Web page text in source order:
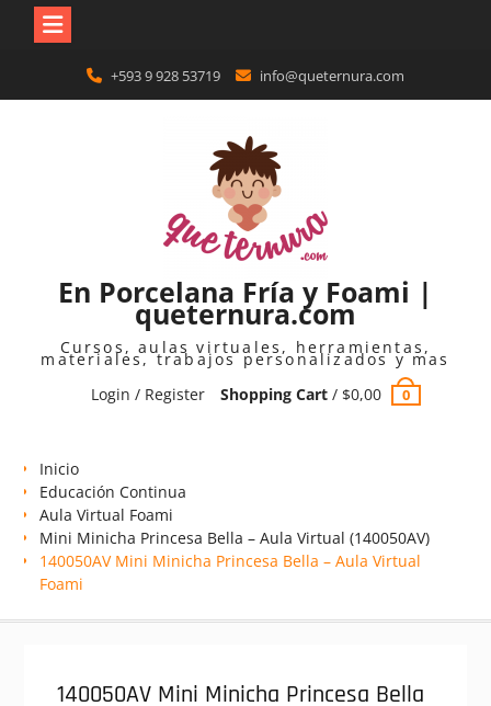
content
+593 9 928 53719 info@queternura.com
En Porcelana Fría y Foami |
queternura.com
Cursos, aulas virtuales, herramientas,
materiales, trabajos personalizados y mas
Login / Register
Shopping Cart/ $0,00 0
Inicio
Educación Continua
Aula Virtual Foami
Mini Minicha Princesa Bella – Aula Virtual (140050AV)
140050AV Mini Minicha Princesa Bella – Aula Virtual
Foami
140050AV Mini Minicha Princesa Bella